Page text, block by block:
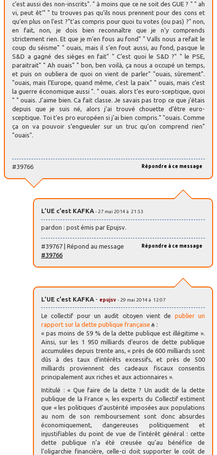
c’est aussi des non-inscrits". " à moins que ce ne soit des GUE ? " " ah
vi, peut êt’" " tu trouves pas qu’ils nous prennent pour des cons et
qu’en plus on l’est ?"t’as compris pour quoi tu votes (ou pas) ?" non,
en fait, non, je dois bien reconnaître que je n’y comprends
strictement rien. Et que je m’en fous au fond" " Valls nous a refait le
coup du séisme" " ouais, mais il s’en fout aussi, au fond, pasque le
S&D a gagné des sièges en fait" " C’est quoi le S&D ?" " le PSE,
paraitrait" " Ah ouais" " bon, ben voilà, ça nous a occupé un temps,
et puis on oubliera de quoi on vient de parler" "ouais, sûrement".
"ouais, mais l’Europe, quand même, c’est la paix" " ouais, mais c’est
la guerre économique aussi ". " ouais. alors t’es euro-sceptique, quoi
" " ouais. J’aime bien. Ca fait classe. Je savais pas trop ce que j’étais
depuis que je suis né, alors j’ai trouvé chouette d’être euro-
sceptique. Toi t’es pro européen si j’ai bien compris." "ouais. Comme
ça on va pouvoir s’engueuler sur un truc qu’on comprend rien"
"ouais".
Répondre à ce message
#39766
L’UE c’est KAFKA - 27 mai 2014 à 21:53
pardon : post émis par Epujsv.
Répondre à ce message
#39767 | Répond au message
#39766
L’UE c’est KAFKA - epujsv - 29 mai 2014 à 12:07
Le collectif pour un audit citoyen vient de publier un
rapport sur la dette publique française
:
« pas moins de 59 % de la dette publique est illégitime ».
Ainsi, sur les 1 950 milliards d’euros de dette publique
accumulées depuis trente ans, « près de 600 milliards sont
dûs à des taux d’intérêts excessifs, et près de 500
milliards proviennent des cadeaux fiscaux consentis
principalement aux riches et aux actionnaires ».
Intitulé : « Que faire de la dette ? Un audit de la dette
publique de la France », les experts du Collectif estiment
que « les politiques d’austérité imposées aux populations
au nom de son remboursement sont donc absurdes
économiquement, dangereuses politiquement et
injustifiables du point de vue de l’intérêt général : cette
dette publique n’a été creusée qu’au bénéfice de
l’oligarchie financière, celle-ci doit supporter le coût de